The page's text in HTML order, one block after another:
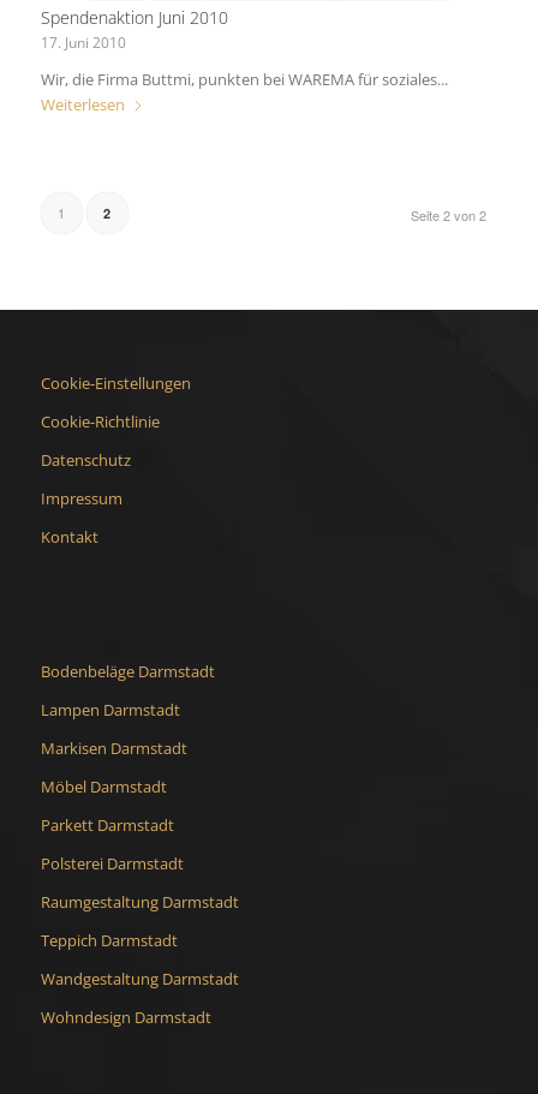
Spendenaktion Juni 2010
17. Juni 2010
Wir, die Firma Buttmi, punkten bei WAREMA für soziales...
Weiterlesen
Seite 2 von 2
1 2
Cookie-Einstellungen
Cookie-Richtlinie
Datenschutz
Impressum
Kontakt
Bodenbeläge Darmstadt
Lampen Darmstadt
Markisen Darmstadt
Möbel Darmstadt
Parkett Darmstadt
Polsterei Darmstadt
Raumgestaltung Darmstadt
Teppich Darmstadt
Wandgestaltung Darmstadt
Wohndesign Darmstadt